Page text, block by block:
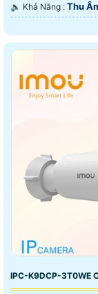
️🔈 Khả Năng : Thu
IPC-K9DCP-3T0WE